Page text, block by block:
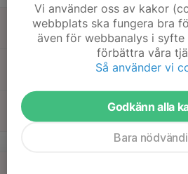
20
Sön
v.17
Vi använder oss av kakor
webbplats ska fungera bra
även för webbanalys i
förbättra våra
Så använder vi
Godkänn alla
Bara